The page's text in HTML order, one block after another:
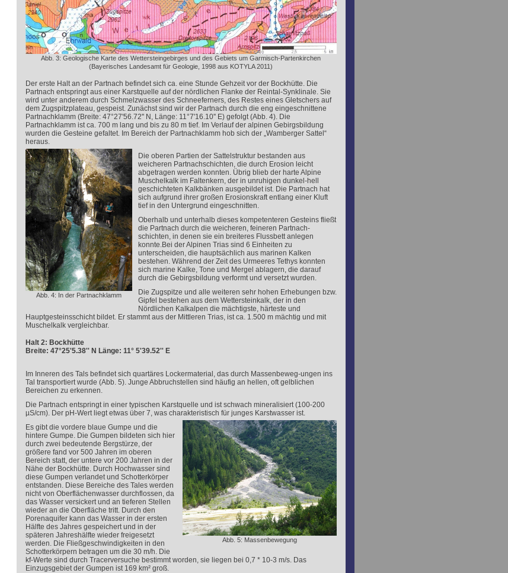
Abb. 3: Geologische Karte des Wettersteingebirges und des Gebiets um Garmisch-Partenkirchen
(Bayerisches Landesamt für Geologie, 1998 aus KOTYLA 2011)
Der erste Halt an der Partnach befindet sich ca. eine Stunde Gehzeit vor der Bockhütte. Die
Partnach entspringt aus einer Karstquelle auf der nördlichen Flanke der Reintal-Synklinale. Sie
wird unter anderem durch Schmelzwasser des Schneeferners, des Restes eines Gletschers auf
dem Zugspitzplateau, gespeist. Zunächst sind wir der Partnach durch die eng eingeschnittene
Partnachklamm (Breite: 47°27'56.72'' N, Länge: 11°7'16.10'' E) gefolgt (Abb. 4). Die
Partnachklamm ist ca. 700 m lang und bis zu 80 m tief. Im Verlauf der alpinen Gebirgsbildung
wurden die Gesteine gefaltet. Im Bereich der Partnachklamm hob sich der „Wamberger Sattel“
heraus.
Abb. 4: In der Partnachklamm
Die oberen Partien der Sattelstruktur bestanden aus
weicheren Partnachschichten, die durch Erosion leicht
abgetragen werden konnten. Übrig blieb der harte Alpine
Muschelkalk im Faltenkern, der in unruhigen dunkel-hell
geschichteten Kalkbänken ausgebildet ist. Die Partnach hat
sich aufgrund ihrer großen Erosionskraft entlang einer Kluft
tief in den Untergrund eingeschnitten.
Oberhalb und unterhalb dieses kompetenteren Gesteins fließt
die Partnach durch die weicheren, feineren Partnach-
schichten, in denen sie ein breiteres Flussbett anlegen
konnte.Bei der Alpinen Trias sind 6 Einheiten zu
unterscheiden, die hauptsächlich aus marinen Kalken
bestehen. Während der Zeit des Urmeeres Tethys konnten
sich marine Kalke, Tone und Mergel ablagern, die darauf
durch die Gebirgsbildung verformt und versetzt wurden.
Die Zugspitze und alle weiteren sehr hohen Erhebungen bzw.
Gipfel bestehen aus dem Wettersteinkalk, der in den
Nördlichen Kalkalpen die mächtigste, härteste und
Hauptgesteinsschicht bildet. Er stammt aus der Mittleren Trias, ist ca. 1.500 m mächtig und mit
Muschelkalk vergleichbar.
Halt 2: Bockhütte
Breite: 47°25'5.38'' N Länge: 11° 5'39.52'' E
Im Inneren des Tals befindet sich quartäres Lockermaterial, das durch Massenbeweg-ungen ins
Tal transportiert wurde (Abb. 5). Junge Abbruchstellen sind häufig an hellen, oft gelblichen
Bereichen zu erkennen.
Die Partnach entspringt in einer typischen Karstquelle und ist schwach mineralisiert (100-200
µS/cm). Der pH-Wert liegt etwas über 7, was charakteristisch für junges Karstwasser ist.
Abb. 5: Massenbewegung
Es gibt die vordere blaue Gumpe und die
hintere Gumpe. Die Gumpen bildeten sich hier
durch zwei bedeutende Bergstürze, der
größere fand vor 500 Jahren im oberen
Bereich statt, der untere vor 200 Jahren in der
Nähe der Bockhütte. Durch Hochwasser sind
diese Gumpen verlandet und Schotterkörper
entstanden. Diese Bereiche des Tales werden
nicht von Oberflächenwasser durchflossen, da
das Wasser versickert und an tieferen Stellen
wieder an die Oberfläche tritt. Durch den
Porenaquifer kann das Wasser in der ersten
Hälfte des Jahres gespeichert und in der
späteren Jahreshälfte wieder freigesetzt
werden. Die Fließgeschwindigkeiten in den
Schotterkörpern betragen um die 30 m/h. Die
kf-Werte sind durch Tracerversuche bestimmt worden, sie liegen bei 0,7 * 10-3 m/s. Das
Einzugsgebiet der Gumpen ist 169 km² groß.